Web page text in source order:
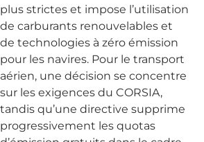
plus strictes et impose l’utilisation
de carburants renouvelables et
de technologies à zéro émission
pour les navires. Pour le transport
aérien, une décision se concentre
sur les exigences du CORSIA,
tandis qu’une directive supprime
progressivement les quotas